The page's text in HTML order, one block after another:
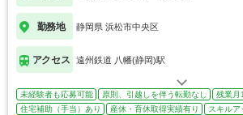
勤務地 静岡県 浜松市中央区
アクセス 遠州鉄道 八幡(静岡)駅
未経験者も応募可能 原則、引越しを伴う転勤なし
残業月
住宅補助（手当）あり
産休・育休取得実績有り スキルア